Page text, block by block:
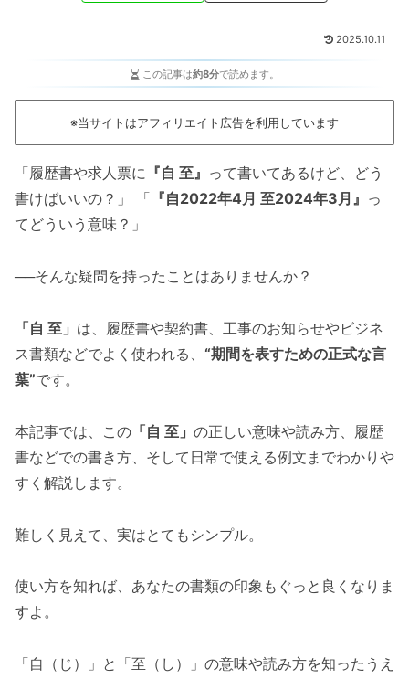
2025.10.11
この記事は約8分で読めます。
※当サイトはアフィリエイト広告を利用しています
「履歴書や求人票に 『自 至』 って書いてあるけど、どう
書けばいいの？」 「 『自2022年4月 至2024年3月』 っ
てどういう意味？」
──そんな疑問を持ったことはありませんか？
「自 至」 は、履歴書や契約書、工事のお知らせやビジネ
ス書類などでよく使われる、 “期間を表すための正式な言
葉”です。
本記事では、この 「自 至」 の正しい意味や読み方、履歴
書などでの書き方、そして日常で使える例文までわかりや
すく解説します。
難しく見えて、実はとてもシンプル。
使い方を知れば、あなたの書類の印象もぐっと良くなりま
すよ。
「自（じ）」と「至（し）」の意味や読み方を知ったうえ